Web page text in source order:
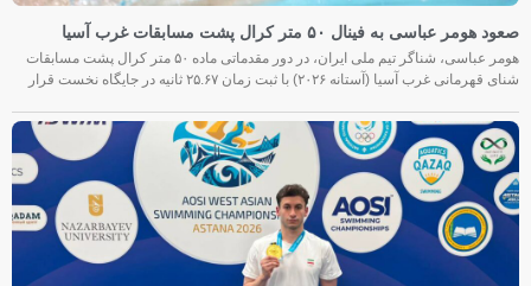
صعود هومر عباسی به فینال ۵۰ متر کرال پشت مسابقات غرب آسیا
هومر عباسی، شناگر تیم ملی ایران، در دور مقدماتی ماده ۵۰ متر کرال پشت مسابقات
شنای قهرمانی غرب آسیا (آستانه ۲۰۲۶) با ثبت زمان ۲۵.۶۷ ثانیه در جایگاه نخست قرار